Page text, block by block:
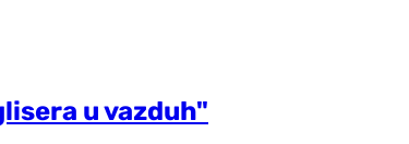
u vazduh"